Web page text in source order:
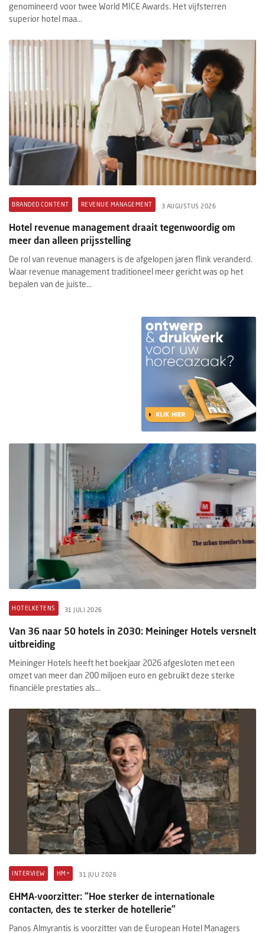
genomineerd voor twee World MICE Awards. Het vijfsterren
superior hotel maa...
BRANDED CONTENT REVENUE MANAGEMENT 3 AUGUSTUS 2026
Hotel revenue management draait tegenwoordig om
meer dan alleen prijsstelling
De rol van revenue managers is de afgelopen jaren flink veranderd.
Waar revenue management traditioneel meer gericht was op het
bepalen van de juiste...
HOTELKETENS 31 JULI 2026
Van 36 naar 50 hotels in 2030: Meininger Hotels versnelt
uitbreiding
Meininger Hotels heeft het boekjaar 2026 afgesloten met een
omzet van meer dan 200 miljoen euro en gebruikt deze sterke
financiële prestaties als...
INTERVIEW HM+ 31 JULI 2026
EHMA-voorzitter: “Hoe sterker de internationale
contacten, des te sterker de hotellerie”
Panos Almyrantis is voorzitter van de European Hotel Managers